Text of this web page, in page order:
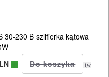
30-230 B szlifierka kątowa
(w